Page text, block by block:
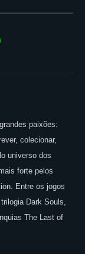
paixões:
colecionar,
universo dos
forte pelos
Entre os jogos
Dark Souls,
The Last of